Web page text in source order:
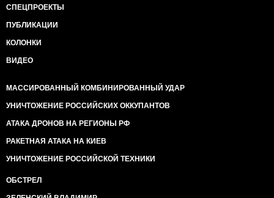
СПЕЦПРОЕКТЫ
ПУБЛИКАЦИИ
КОЛОНКИ
ВИДЕО
МАССИРОВАННЫЙ КОМБИНИРОВАННЫЙ УДАР
УНИЧТОЖЕНИЕ РОССИЙСКИХ ОККУПАНТОВ
АТАКА ДРОНОВ НА РЕГИОНЫ РФ
РАКЕТНАЯ АТАКА НА КИЕВ
УНИЧТОЖЕНИЕ РОССИЙСКОЙ ТЕХНИКИ
ОБСТРЕЛ